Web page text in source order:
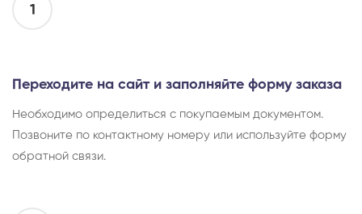
1
Переходите на сайт и заполняйте форму заказа
Необходимо определиться с покупаемым документом.
Позвоните по контактному номеру или используйте форму
обратной связи.